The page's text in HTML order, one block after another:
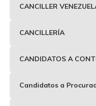
CANCILLER
CANCILLERÍA
CANDIDATOS A
Candidatos a